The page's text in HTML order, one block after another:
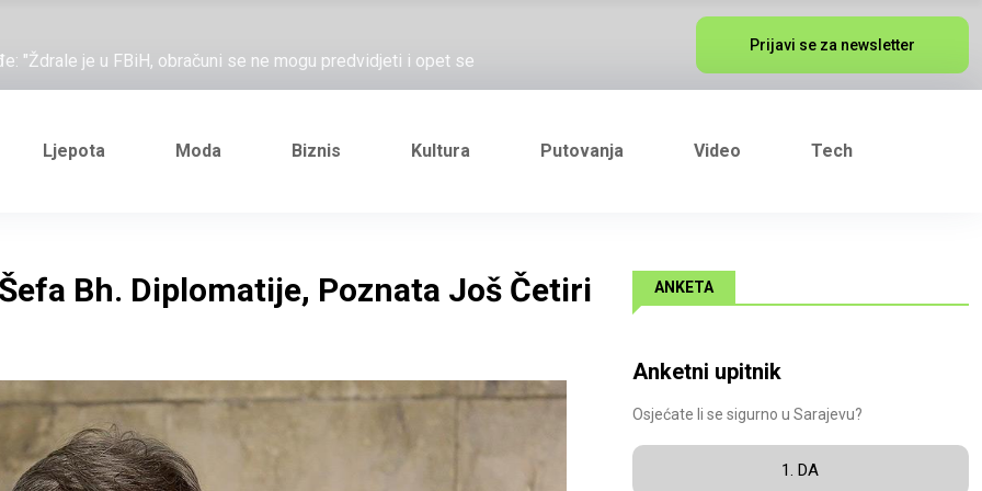
"Ždrale je u FBiH, obračuni se ne mogu predvidjeti i opet se
Željezničarov Karamarko
je general Izet Nanić, pogibijom je probio blokadu koja je
Željezničarov Karamarko
Prijavi se za newsletter
Ljepota Moda Biznis Kultura Putovanja Video Tech
Bh. Diplomatije, Poznata Još Četiri
ANKETA
Anketni upitnik
Osjećate li se sigurno u Sarajevu?
1. DA